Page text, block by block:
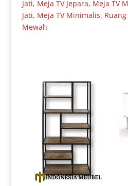
Jati, Meja TV Jepara, Meja TV
Jati, Meja TV Minimalis,
Mewah